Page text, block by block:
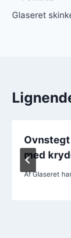
Glaseret
med
AfGlaseret